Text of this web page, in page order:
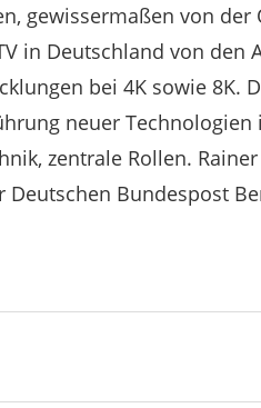
gewissermaßen von der
in Deutschland von den
Dabei spielen die
neuer
zentrale Rollen.
Bundespost